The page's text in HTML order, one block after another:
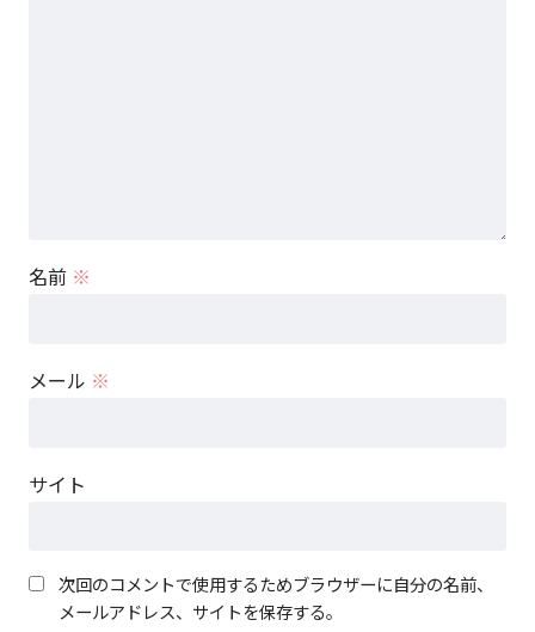
名前 ※
メール ※
サイト
次回のコメントで使用するためブラウザーに自分の名前、
メールアドレス、サイトを保存する。